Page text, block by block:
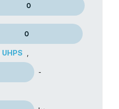
UHPS
-